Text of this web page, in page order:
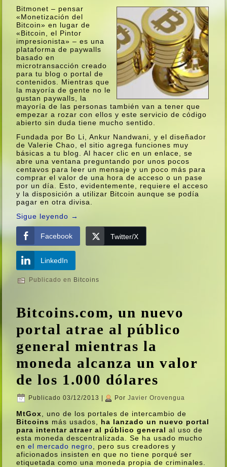
Bitmonet – pensar
«Monetización del
Bitcoin» en lugar de
«Bitcoin, el Pintor
impresionista» – es una
plataforma de paywalls
basado en
microtransacción creado
para tu blog o portal de
contenidos. Mientras que
la mayorí­a de gente no le
gustan paywalls, la
mayorí­a de las personas también van a tener que
empezar a rozar con ellos y este servicio de código
abierto sin duda tiene mucho sentido.
Fundada por Bo Li, Ankur Nandwani, y el diseñador
de Valerie Chao, el sitio agrega funciones muy
básicas a tu blog. Al hacer clic en un enlace, se
abre una ventana preguntando por unos pocos
centavos para leer un mensaje y un poco más para
comprar el valor de una hora de acceso o un pase
por un dí­a. Esto, evidentemente, requiere el acceso
y la disposición a utilizar Bitcoin aunque se podí­a
pagar en otra divisa.
Sigue leyendo →
Facebook Twitter/X
LinkedIn
Publicado en Bitcoins
Bitcoins.com, un nuevo
portal atrae al público
general mientras la
moneda alcanza un valor
de los 1.000 dólares
Publicado 03/12/2013 Por Javier Orovengua
MtGox , uno de los portales de intercambio de
Bitcoins más usados, ha lanzado un nuevo portal
para intentar atraer al público general al uso de
esta moneda descentralizada. Se ha usado mucho
enel mercado negro , pero sus creadores y
aficionados insisten en que no tiene porqué ser
etiquetada como una moneda propia de criminales.